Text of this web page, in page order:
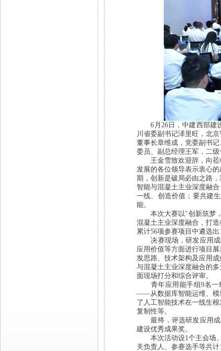
6月26日，中建西部建设
川省委副书记泽里旺，北
董事长章维成，党委副书
委员、副总经理王军，二
王金雪致欢迎辞，向莅
发展的各位领导表示衷心
期，创新是破局必由之路
智能与混凝土主业深度融
一线、创造价值；要共建
能。
本次大赛以"创新筑梦，
混凝土主业深度融合，打
累计56项参赛项目中遴选
决赛现场，研发应用成
应用价值等方面进行项目
发思路、技术架构及应用
与混凝土主业深度融合的
面现场打分和综合评审。
青年应用能手组9名一
——从数据库智能运维、模
了人工智能技术在一线生
复制性等。
最终，评选研发应用成
建设优秀成果奖。
本次活动设1个主会场、
关负责人、参赛选手等共